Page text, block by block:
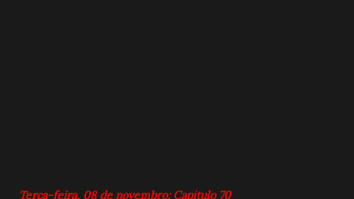
Terça-feira, 08 de novembro: Capitulo 70